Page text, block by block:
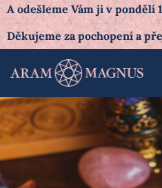
A odešleme Vám ji v pondělí
Děkujeme za pochopení a